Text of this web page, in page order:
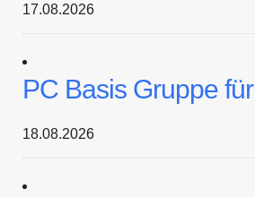
17.08.2026
PC Basis Gruppe
18.08.2026